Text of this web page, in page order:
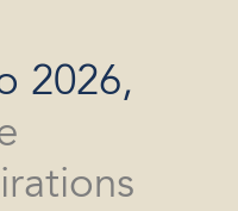
2026,